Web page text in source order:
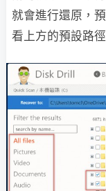
就會進行還原，
看上方的預設路